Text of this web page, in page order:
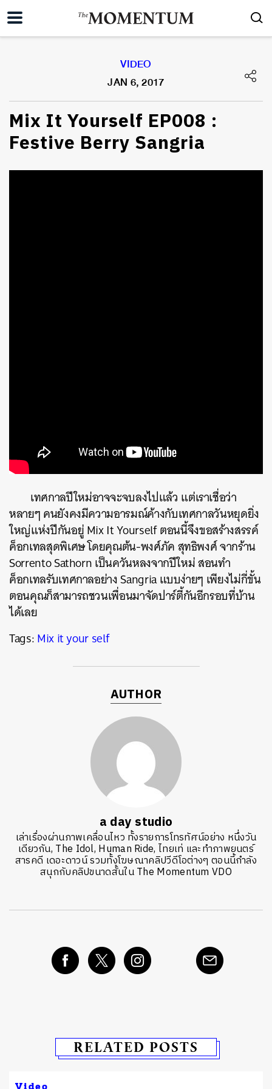
VIDEO
JAN 6, 2017
Mix It Yourself EP008 :
Festive Berry Sangria
เทศกาลปีใหม่อาจจะจบลงไปแล้ว แต่เราเชื่อว่า
หลายๆ คนยังคงมีความอารมณ์ค้างกับเทศกาลวันหยุดยิ่ง
ใหญ่แห่งปีกันอยู่ Mix It Yourself ตอนนี้จึงขอสร้างสรรค์
ค็อกเทลสุดพิเศษ โดยคุณต้น-พงศ์ภัค สุทธิพงศ์ จากร้าน
Sorrento Sathorn เป็นควันหลงจากปีใหม่ สอนทำ
ค็อกเทลรับเทศกาลอย่าง Sangria แบบง่ายๆ เพียงไม่กี่ขั้น
ตอนคุณก็สามารถชวนเพื่อนมาจัดปาร์ตี้กันอีกรอบที่บ้าน
ได้เลย
Tags:Mix it your self
AUTHOR
a day studio
เล่าเรื่องผ่านภาพเคลื่อนไหว ทั้งรายการโทรทัศน์อย่าง หนึ่งวัน
เดียวกัน, The Idol, Human Ride, ไทยเท่ และทำภาพยนตร์
สารคดี เดอะดาวน์ รวมทั้งโฆษณาคลิปวีดีโอต่างๆ ตอนนี้กำลัง
สนุกกับคลิปขนาดสั้นใน The Momentum VDO
RELATED POSTS
Video
SHARE